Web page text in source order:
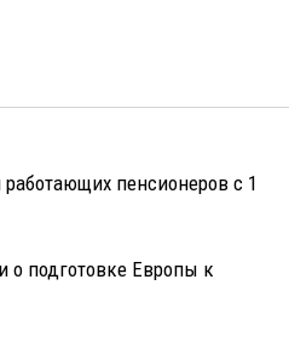
пенсионеров с 1
подготовке Европы к